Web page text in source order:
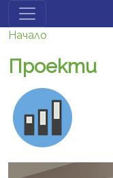
Премини към
Начало
Проекти